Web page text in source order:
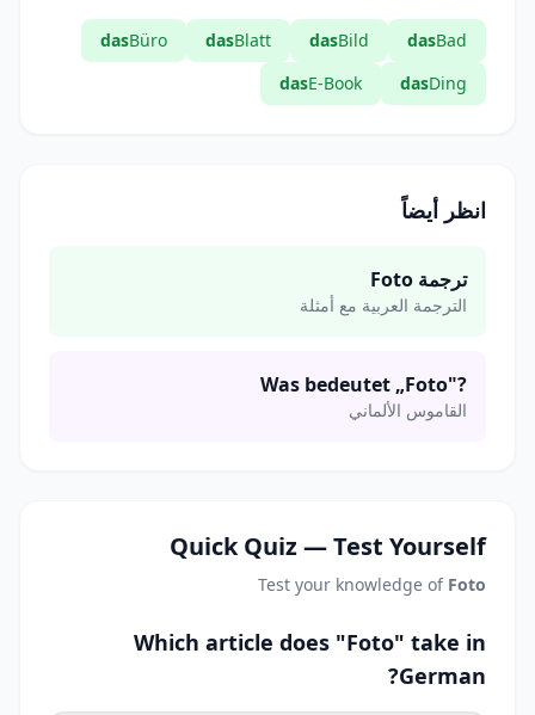
dasBad
dasBild
dasBlatt
dasBüro
dasDing
dasE-Book
انظر أيضاً
ترجمة Foto
الترجمة العربية مع أمثلة
Was bedeutet „Foto"?
القاموس الألماني
Quick Quiz — Test Yourself
Test your knowledge of Foto
Which article does "Foto" take in
German?